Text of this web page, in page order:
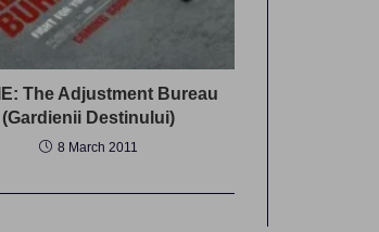
The Adjustment Bureau
(Gardienii Destinului)
8 March 2011